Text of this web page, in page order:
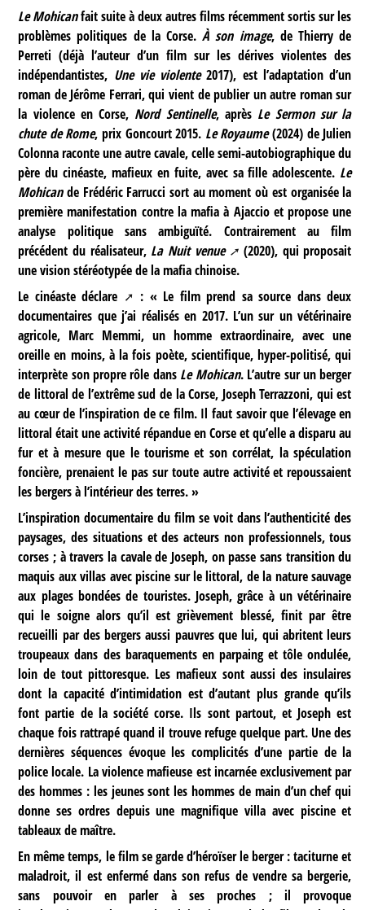
Le Mohicanfait suite à deux autres films récemment sortis sur les
problèmes politiques de la Corse.À son image, de Thierry de
Perreti (déjà l’auteur d’un film sur les dérives violentes des
indépendantistes, Une vie violente2017), est l’adaptation d’un
roman de Jérôme Ferrari, qui vient de publier un autre roman sur
la violence en Corse, Nord Sentinelle, après Le Sermon sur la
chute de Rome, prix Goncourt 2015. Le Royaume(2024) de Julien
Colonna raconte une autre cavale, celle semi-autobiographique du
père du cinéaste, mafieux en fuite, avec sa fille adolescente. Le
Mohicande Frédéric Farrucci sort au moment où est organisée la
première manifestation contre la mafia à Ajaccio et propose une
analyse politique sans ambiguïté. Contrairement au film
précédent du réalisateur, La Nuit venue
(2020), qui proposait
une vision stéréotypée de la mafia chinoise.
Le cinéastedéclare
: « Le film prend sa source dans deux
documentaires que j’ai réalisés en 2017. L’un sur un vétérinaire
agricole, Marc Memmi, un homme extraordinaire, avec une
oreille en moins, à la fois poète, scientifique, hyper-politisé, qui
interprète son propre rôle dans Le Mohican. L’autre sur un berger
de littoral de l’extrême sud de la Corse, Joseph Terrazzoni, qui est
au cœur de l’inspiration de ce film. Il faut savoir que l’élevage en
littoral était une activité répandue en Corse et qu’elle a disparu au
fur et à mesure que le tourisme et son corrélat, la spéculation
foncière, prenaient le pas sur toute autre activité et repoussaient
les bergers à l’intérieur des terres. »
L’inspiration documentaire du film se voit dans l’authenticité des
paysages, des situations et des acteurs non professionnels, tous
corses ; à travers la cavale de Joseph, on passe sans transition du
maquis aux villas avec piscine sur le littoral, de la nature sauvage
aux plages bondées de touristes. Joseph, grâce à un vétérinaire
qui le soigne alors qu’il est grièvement blessé, finit par être
recueilli par des bergers aussi pauvres que lui, qui abritent leurs
troupeaux dans des baraquements en parpaing et tôle ondulée,
loin de tout pittoresque. Les mafieux sont aussi des insulaires
dont la capacité d’intimidation est d’autant plus grande qu’ils
font partie de la société corse. Ils sont partout, et Joseph est
chaque fois rattrapé quand il trouve refuge quelque part. Une des
dernières séquences évoque les complicités d’une partie de la
police locale. La violence mafieuse est incarnée exclusivement par
des hommes : les jeunes sont les hommes de main d’un chef qui
donne ses ordres depuis une magnifique villa avec piscine et
tableaux de maître.
En même temps, le film se garde d’héroïser le berger : taciturne et
maladroit, il est enfermé dans son refus de vendre sa bergerie,
sans pouvoir en parler à ses proches ; il provoque